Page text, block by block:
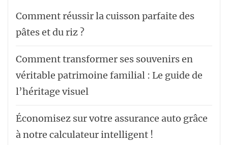
Comment réussir la cuisson parfaite des
pâtes et du riz ?
Comment transformer ses souvenirs en
véritable patrimoine familial : Le guide de
l’héritage visuel
Économisez sur votre assurance auto grâce
à notre calculateur intelligent !